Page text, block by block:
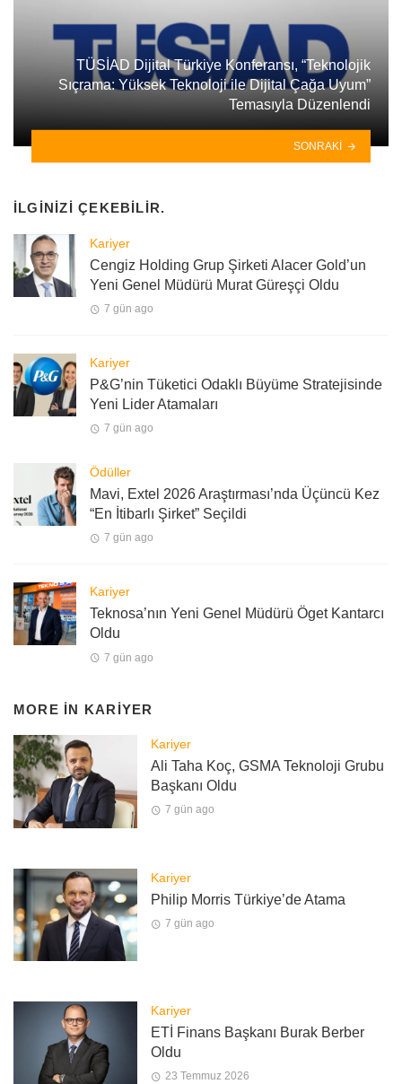
TÜSİAD Dijital Türkiye Konferansı, “Teknolojik
Sıçrama: Yüksek Teknoloji ile Dijital Çağa Uyum”
Temasıyla Düzenlendi
SONRAKI
İLGINIZI ÇEKEBILIR.
Kariyer
Cengiz Holding Grup Şirketi Alacer Gold’un
Yeni Genel Müdürü Murat Güreşçi Oldu
7 gün ago
Kariyer
P&G’nin Tüketici Odaklı Büyüme Stratejisinde
Yeni Lider Atamaları
7 gün ago
Ödüller
Mavi, Extel 2026 Araştırması’nda Üçüncü Kez
“En İtibarlı Şirket” Seçildi
7 gün ago
Kariyer
Teknosa’nın Yeni Genel Müdürü Öget Kantarcı
Oldu
7 gün ago
MORE IN KARIYER
Kariyer
Ali Taha Koç, GSMA Teknoloji Grubu
Başkanı Oldu
7 gün ago
Kariyer
Philip Morris Türkiye’de Atama
7 gün ago
Kariyer
ETİ Finans Başkanı Burak Berber
Oldu
23 Temmuz 2026